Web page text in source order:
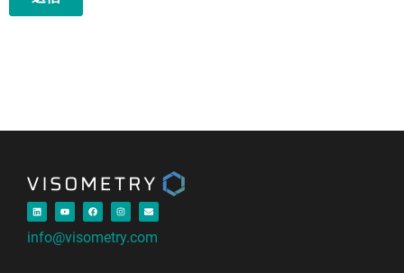
info@visometry.com